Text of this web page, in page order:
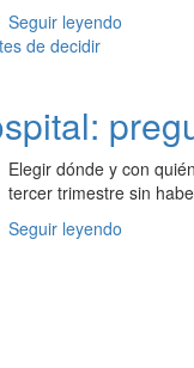
Seguir leyendo
Elegir dónde y con
tercer trimestre sin
Seguir leyendo